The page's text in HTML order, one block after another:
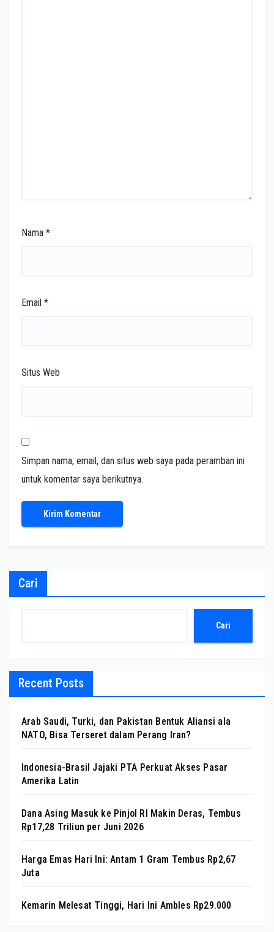
Nama *
Email *
Situs Web
Simpan nama, email, dan situs web saya pada peramban ini
untuk komentar saya berikutnya.
Cari
Cari
Recent Posts
Arab Saudi, Turki, dan Pakistan Bentuk Aliansi ala
NATO, Bisa Terseret dalam Perang Iran?
Indonesia-Brasil Jajaki PTA Perkuat Akses Pasar
Amerika Latin
Dana Asing Masuk ke Pinjol RI Makin Deras, Tembus
Rp17,28 Triliun per Juni 2026
Harga Emas Hari Ini: Antam 1 Gram Tembus Rp2,67
Juta
Kemarin Melesat Tinggi, Hari Ini Ambles Rp29.000